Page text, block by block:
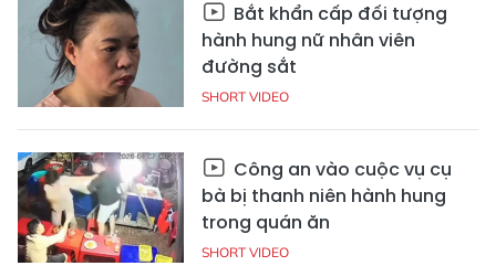
Bắt khẩn cấp đối tượng
hành hung nữ nhân viên
đường sắt
SHORT VIDEO
Công an vào cuộc vụ cụ
bà bị thanh niên hành hung
trong quán ăn
SHORT VIDEO